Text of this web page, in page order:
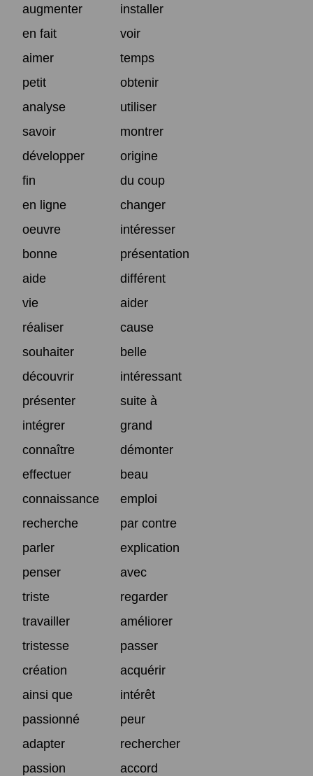
augmenter
installer
en fait
voir
aimer
temps
petit
obtenir
analyse
utiliser
savoir
montrer
développer
origine
fin
du coup
en ligne
changer
oeuvre
intéresser
bonne
présentation
aide
différent
vie
aider
réaliser
cause
souhaiter
belle
découvrir
intéressant
présenter
suite à
intégrer
grand
connaître
démonter
effectuer
beau
connaissance
emploi
recherche
par contre
parler
explication
penser
avec
triste
regarder
travailler
améliorer
tristesse
passer
création
acquérir
ainsi que
intérêt
passionné
peur
adapter
rechercher
passion
accord